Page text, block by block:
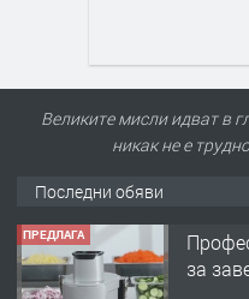
Великите мисли идват в
никак не е
Последни обяви
ПРЕДЛАГА
за